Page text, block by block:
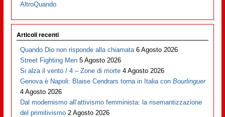
AltroQuando
Articoli recenti
Quando Dio non risponde alla chiamata 6 Agosto 2026
Street Fighting Men 5 Agosto 2026
Si alza il vento / 4 – Zone di morte 4 Agosto 2026
Genova è Napoli: Blaise Cendrars torna in Italia conBourlinguer
4 Agosto 2026
Dal modernismo all’attivismo femminista: la risemantizzazione
del primitivismo 2 Agosto 2026